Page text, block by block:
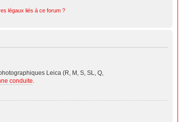
légaux liés à ce forum ?
Leica (R, M, S, SL, Q,
conduite